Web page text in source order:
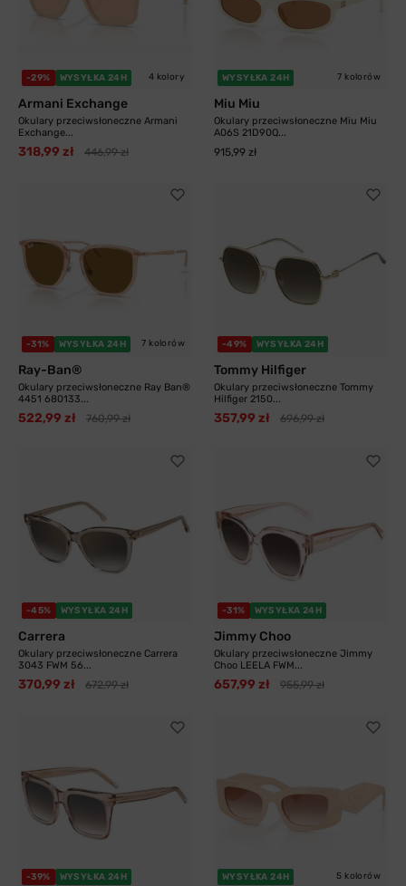
-29% WYSYŁKA 24H 4 kolory
Armani Exchange
Okulary przeciwsłoneczne Armani
Exchange...
318,99 zł 446,99 zł
WYSYŁKA 24H 7 kolorów
Miu Miu
Okulary przeciwsłoneczne Miu Miu
A06S 21D90Q...
915,99 zł
-31% WYSYŁKA 24H 7 kolorów
Ray-Ban®
Okulary przeciwsłoneczne Ray Ban®
4451 680133...
522,99 zł 760,99 zł
-49% WYSYŁKA 24H
Tommy Hilfiger
Okulary przeciwsłoneczne Tommy
Hilfiger 2150...
357,99 zł 696,99 zł
-45% WYSYŁKA 24H
Carrera
Okulary przeciwsłoneczne Carrera
3043 FWM 56...
370,99 zł 672,99 zł
-31% WYSYŁKA 24H
Jimmy Choo
Okulary przeciwsłoneczne Jimmy
Choo LEELA FWM...
657,99 zł 955,99 zł
-39% WYSYŁKA 24H WYSYŁKA 24H 5 kolorów